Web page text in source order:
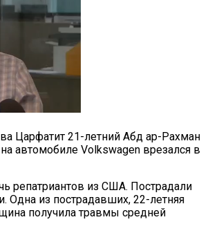
Царфатит 21-летний Абд ар-Рахман
автомобиле Volkswagen врезался в
репатриантов из США. Пострадали
Одна из пострадавших, 22-летняя
получила травмы средней